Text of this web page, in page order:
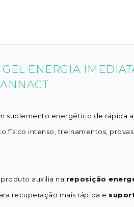
ENERGIA
suplemento energético de rápida
físico intenso, treinamentos,
produto auxilia na reposição
recuperação mais rápida e